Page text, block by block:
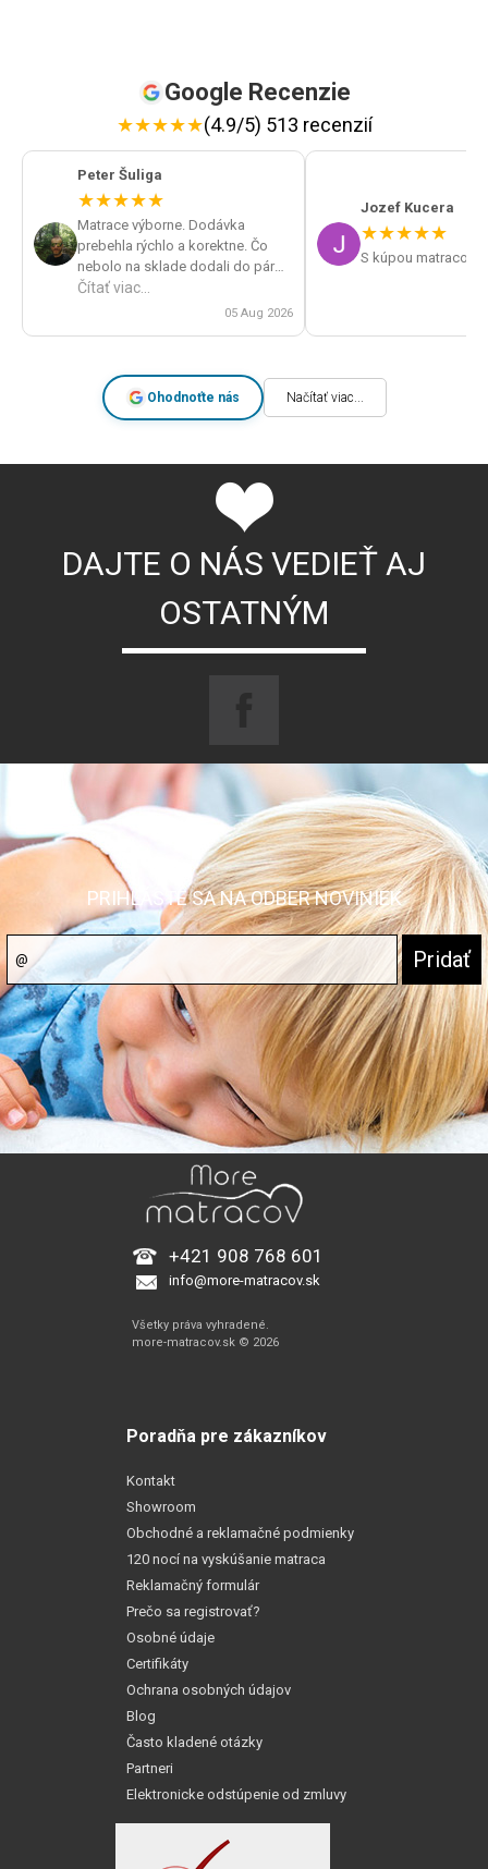
Google Recenzie
★★★★★(4.9/5) 513 recenzií
Peter Šuliga
★★★★★
Matrace výborne. Dodávka
prebehla rýchlo a korektne. Čo
nebolo na sklade dodali do pár
dní. Veľká spokojnosť a určite by
som obchod odporúčal.
Čítať viac...
05 Aug 2026
Jozef Kucera
★★★★★
S kúpou matracov
Ohodnoťte nás Načítať viac...
DAJTE O NÁS VEDIEŤ AJ
OSTATNÝM
PRIHLÁSTE SA NA ODBER NOVINIEK
+421 908 768 601
info@more-matracov.sk
Všetky práva vyhradené.
more-matracov.sk © 2026
Poradňa pre zákazníkov
Kontakt
Showroom
Obchodné a reklamačné podmienky
120 nocí na vyskúšanie matraca
Reklamačný formulár
Prečo sa registrovať?
Osobné údaje
Certifikáty
Ochrana osobných údajov
Blog
Často kladené otázky
Partneri
Elektronicke odstúpenie od zmluvy